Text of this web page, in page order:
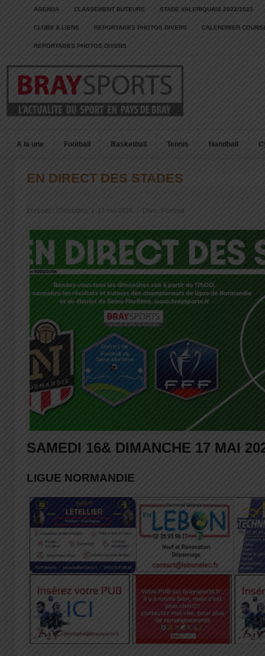
AGENDA CLASSEMENT BUTEURS STADE VALERIQUAIS 2022/2023
CLUBS & LIENS REPORTAGES PHOTOS DIVERS CALENDRIER
REPORTAGES PHOTOS DIVERS
A la une Football Basketball Tennis Handball
EN DIRECT DES STADES
Écrit par : Christophe 17 mai 2026 Dans : Football
SAMEDI 16& DIMANCHE 17 MAI
LIGUE NORMANDIE